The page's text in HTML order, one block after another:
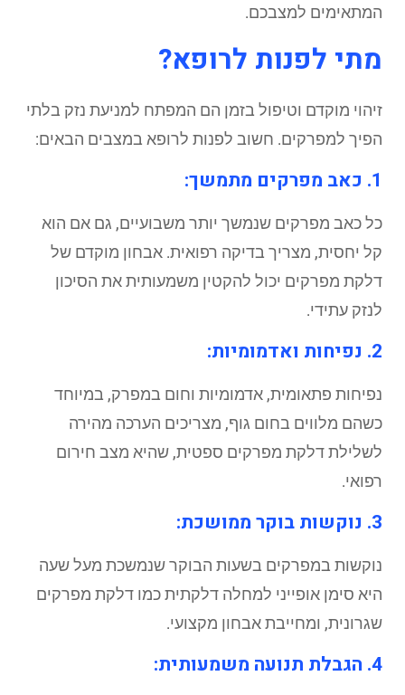
המתאימים למצבכם.
מתי לפנות לרופא?
זיהוי מוקדם וטיפול בזמן הם המפתח למניעת נזק בלתי
הפיך למפרקים. חשוב לפנות לרופא במצבים הבאים:
1. כאב מפרקים מתמשך:
כל כאב מפרקים שנמשך יותר משבועיים, גם אם הוא
קל יחסית, מצריך בדיקה רפואית. אבחון מוקדם של
דלקת מפרקים יכול להקטין משמעותית את הסיכון
לנזק עתידי.
2. נפיחות ואדמומיות:
נפיחות פתאומית, אדמומיות וחום במפרק, במיוחד
כשהם מלווים בחום גוף, מצריכים הערכה מהירה
לשלילת דלקת מפרקים ספטית, שהיא מצב חירום
רפואי.
3. נוקשות בוקר ממושכת:
נוקשות במפרקים בשעות הבוקר שנמשכת מעל שעה
היא סימן אופייני למחלה דלקתית כמו דלקת מפרקים
שגרונית, ומחייבת אבחון מקצועי.
4. הגבלת תנועה משמעותית: